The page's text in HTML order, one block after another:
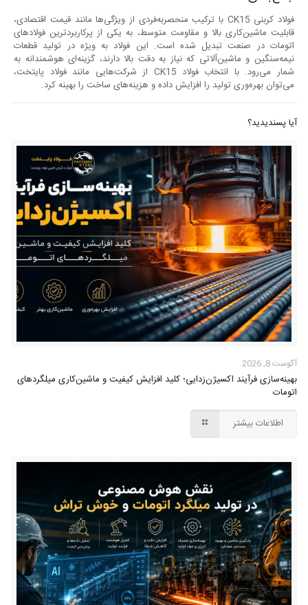
فولاد کربنی CK15 با ترکیب منحصربه‌فردی از ویژگی‌ها مانند قیمت اقتصادی،
قابلیت ماشین‌کاری بالا و مقاومت متوسط، به یکی از پرکاربردترین فولادهای
اتومات در صنعت تبدیل شده است. این فولاد به ویژه در تولید قطعات
نیمه‌سنگین و ماشین‌آلاتی که نیاز به دقت بالا دارند، گزینه‌ای هوشمندانه به
شمار می‌رود. با انتخاب فولاد CK15 از شرکت‌هایی مانند فولاد پایتخت،
می‌توان بهره‌وری تولید را افزایش داده و هزینه‌های ساخت را بهینه کرد.
آیا پسندیدید؟
آگوست 8, 2026
بهینه‌سازی فرآیند اکسیژن‌زدایی؛ کلید افزایش کیفیت و ماشین‌کاری میلگردهای
اتومات
اطلاعات بیشتر